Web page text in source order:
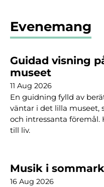
Evenemang
Guidad visning
museet
11 Aug 2026
En guidning fylld av
väntar i det lilla museet,
och intressanta föremål.
till liv.
Musik i
16 Aug 2026